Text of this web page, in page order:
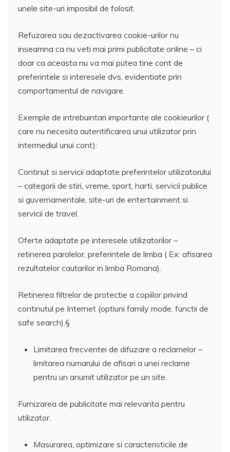
unele site-uri imposibil de folosit.
Refuzarea sau dezactivarea cookie-urilor nu
inseamna ca nu veti mai primi publicitate online – ci
doar ca aceasta nu va mai putea tine cont de
preferintele si interesele dvs, evidentiate prin
comportamentul de navigare.
Exemple de intrebuintari importante ale cookieurilor (
care nu necesita autentificarea unui utilizator prin
intermediul unui cont):
Continut si servicii adaptate preferintelor utilizatorului
– categorii de stiri, vreme, sport, harti, servicii publice
si guvernamentale, site-uri de entertainment si
servicii de travel.
Oferte adaptate pe interesele utilizatorilor –
retinerea parolelor, preferintele de limba ( Ex: afisarea
rezultatelor cautarilor in limba Romana).
Retinerea filtrelor de protectie a copiilor privind
continutul pe Internet (optiuni family mode, functii de
safe search).§
Limitarea frecventei de difuzare a reclamelor –
limitarea numarului de afisari a unei reclame
pentru un anumit utilizator pe un site.
Furnizarea de publicitate mai relevanta pentru
utilizator.
Masurarea, optimizare si caracteristicile de